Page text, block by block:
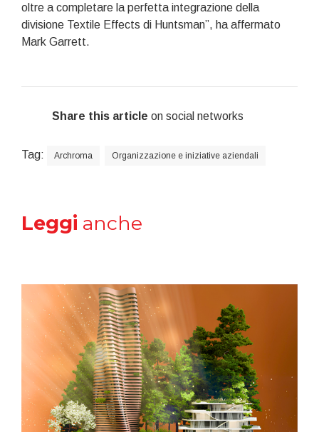
oltre a completare la perfetta integrazione della
divisione Textile Effects di Huntsman”, ha affermato
Mark Garrett.
Share this article on social networks
Tag: Archroma Organizzazione e iniziative aziendali
Leggi anche